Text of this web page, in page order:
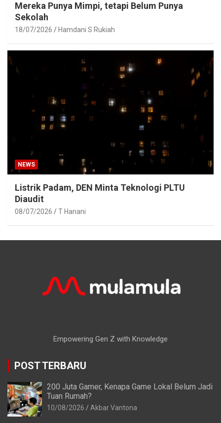
Mereka Punya Mimpi, tetapi Belum Punya
Sekolah
18/07/2026 Hamdani S Rukiah
NEWS
Listrik Padam, DEN Minta Teknologi PLTU
Diaudit
08/07/2026 T Hanani
Empowering Gen Z with Knowledge
POST TERBARU
200 Juta Gamer, Kenapa Game Lokal Belum Jadi
Tuan Rumah?
10/08/2026 Akbar Vantona